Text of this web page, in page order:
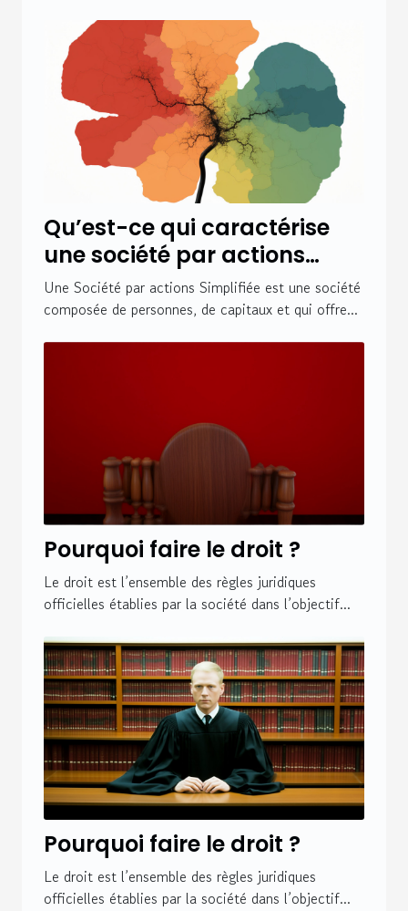
Qu’est-ce qui caractérise
une société par actions
simplifiée ?
Une Société par actions Simplifiée est une société
composée de personnes, de capitaux et qui offre...
Pourquoi faire le droit ?
Le droit est l’ensemble des règles juridiques
officielles établies par la société dans l’objectif...
Pourquoi faire le droit ?
Le droit est l’ensemble des règles juridiques
officielles établies par la société dans l’objectif...